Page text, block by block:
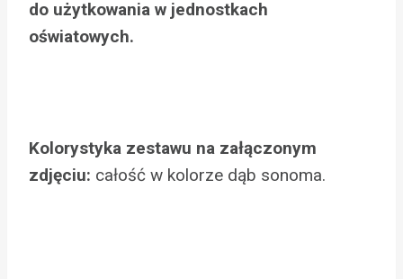
do użytkowania w jednostkach
oświatowych.
Kolorystyka zestawu na załączonym
zdjęciu: całość w kolorze dąb sonoma.